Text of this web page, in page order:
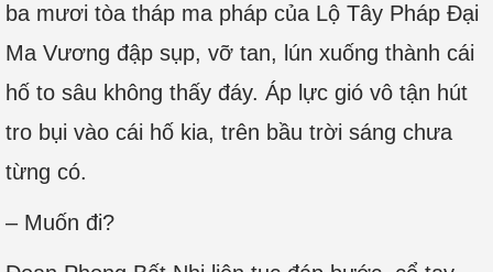
ba mươi tòa tháp ma pháp của Lộ Tây Pháp Đại
Ma Vương đập sụp, vỡ tan, lún xuống thành cái
hố to sâu không thấy đáy. Áp lực gió vô tận hút
tro bụi vào cái hố kia, trên bầu trời sáng chưa
từng có.
– Muốn đi?